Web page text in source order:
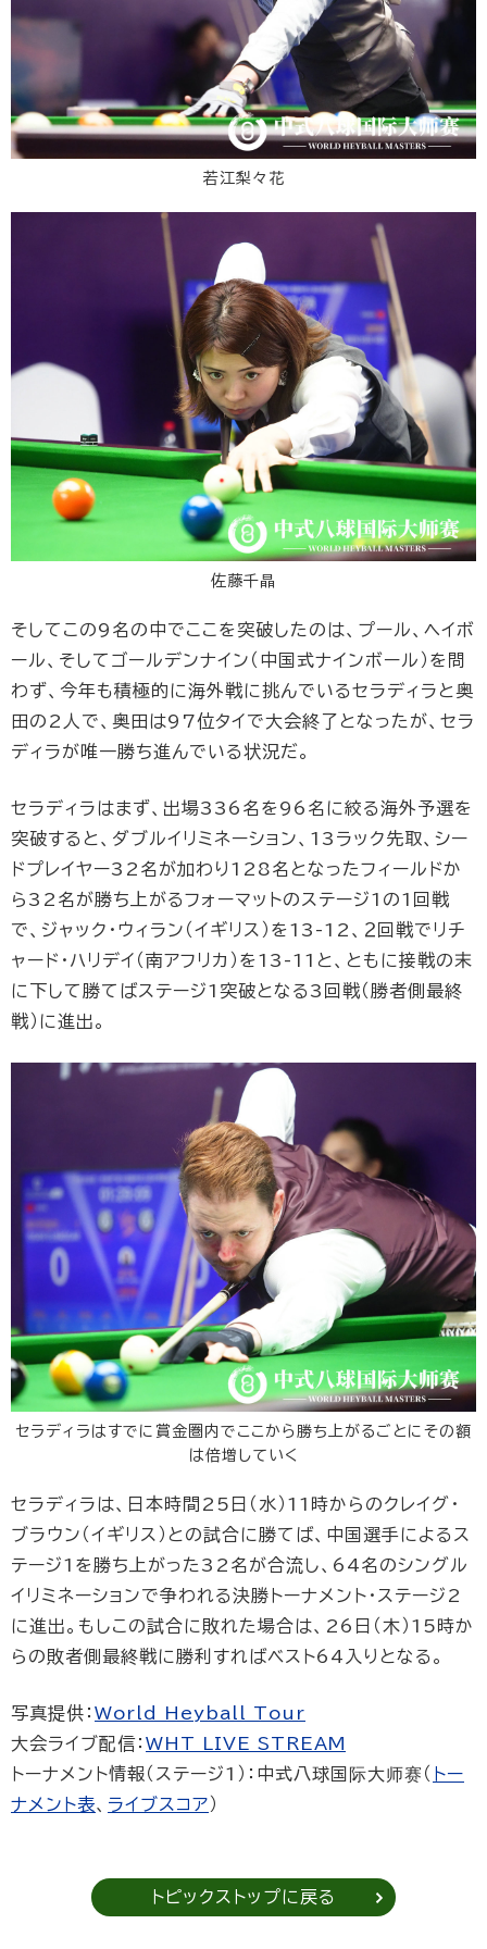
若江梨々花
佐藤千晶
そしてこの9名の中でここを突破したのは、プール、ヘイボ
ール、そしてゴールデンナイン（中国式ナインボール）を問
わず、今年も積極的に海外戦に挑んでいるセラディラと奥
田の2人で、奥田は97位タイで大会終了となったが、セラ
ディラが唯一勝ち進んでいる状況だ。
セラディラはまず、出場336名を96名に絞る海外予選を
突破すると、ダブルイリミネーション、13ラック先取、シー
ドプレイヤー32名が加わり128名となったフィールドか
ら32名が勝ち上がるフォーマットのステージ1の1回戦
で、ジャック・ウィラン（イギリス）を13-12、２回戦でリチ
ャード・ハリデイ（南アフリカ）を13-11と、ともに接戦の末
に下して勝てばステージ1突破となる3回戦（勝者側最終
戦）に進出。
セラディラはすでに賞金圏内でここから勝ち上がるごとにその額
は倍増していく
セラディラは、日本時間25日（水）11時からのクレイグ・
ブラウン（イギリス）との試合に勝てば、中国選手によるス
テージ1を勝ち上がった32名が合流し、64名のシングル
イリミネーションで争われる決勝トーナメント・ステージ2
に進出。もしこの試合に敗れた場合は、26日（木）15時か
らの敗者側最終戦に勝利すればベスト64入りとなる。
写真提供： World Heyball Tour
大会ライブ配信： WHT LIVE STREAM
トーナメント情報（ステージ1）：中式八球国际大师赛（ トー
ナメント表、 ライブスコア ）
トピックストップに戻る